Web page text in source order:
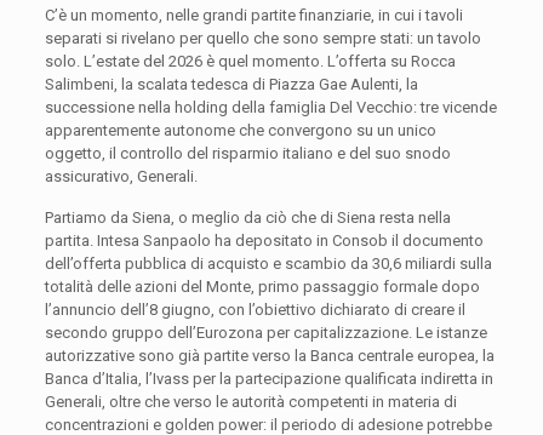
C’è un momento, nelle grandi partite finanziarie, in cui i tavoli
separati si rivelano per quello che sono sempre stati: un tavolo
solo. L’estate del 2026 è quel momento. L’offerta su Rocca
Salimbeni, la scalata tedesca di Piazza Gae Aulenti, la
successione nella holding della famiglia Del Vecchio: tre vicende
apparentemente autonome che convergono su un unico
oggetto, il controllo del risparmio italiano e del suo snodo
assicurativo, Generali.
Partiamo da Siena, o meglio da ciò che di Siena resta nella
partita. Intesa Sanpaolo ha depositato in Consob il documento
dell’offerta pubblica di acquisto e scambio da 30,6 miliardi sulla
totalità delle azioni del Monte, primo passaggio formale dopo
l’annuncio dell’8 giugno, con l’obiettivo dichiarato di creare il
secondo gruppo dell’Eurozona per capitalizzazione. Le istanze
autorizzative sono già partite verso la Banca centrale europea, la
Banca d’Italia, l’Ivass per la partecipazione qualificata indiretta in
Generali, oltre che verso le autorità competenti in materia di
concentrazioni e golden power: il periodo di adesione potrebbe